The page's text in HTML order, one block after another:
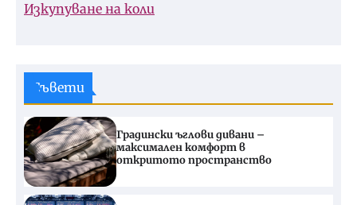
Изкупуване на коли
Съвети
Градински ъглови дивани –
максимален комфорт в
откритото пространство